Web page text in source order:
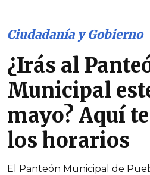
Ciudadanía y Gobierno
¿Irás al
Municipal
mayo? Aquí
los horarios
El Panteón Municipal de